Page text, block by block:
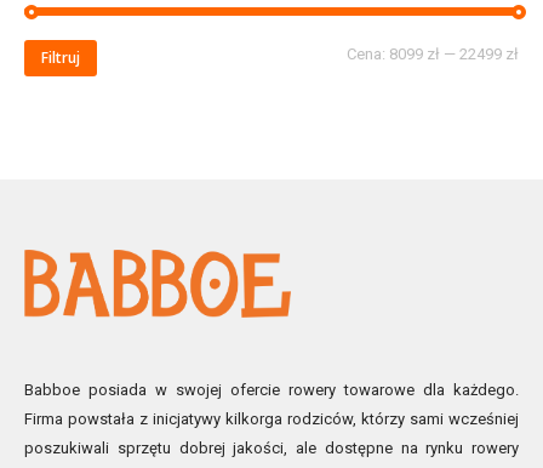
Filtruj Cena: 8099 zł — 22499 zł
Babboe posiada w swojej ofercie rowery towarowe dla każdego.
Firma powstała z inicjatywy kilkorga rodziców, którzy sami wcześniej
poszukiwali sprzętu dobrej jakości, ale dostępne na rynku rowery